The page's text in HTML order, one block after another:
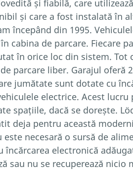
și fiabilă, care
și care a fost instalată în
începând din 1995.
cabina de parcare. Fiecare
în orice loc din sistem. Tot
parcare liber. Garajul oferă
jumătate sunt dotate cu
electrice. Acest lucru
spațiile, dacă se dorește.
deja pentru această
este necesară o sursă de
încărcarea electronică
sau nu se recuperează nicio